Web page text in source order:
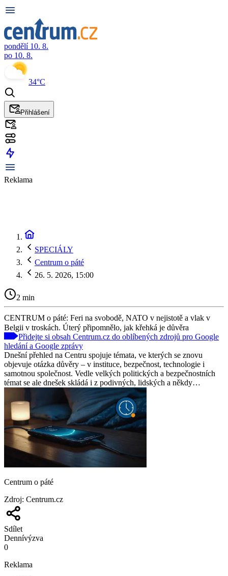
pondělí 10. 8.
po 10. 8.
34°C
Přihlášení
Reklama
SPECIÁLY
Centrum o páté
26. 5. 2026, 15:00
2 min
CENTRUM o páté: Feri na svobodě, NATO v nejistotě a vlak v
Belgii v troskách. Úterý připomnělo, jak křehká je důvěra
Přidejte si obsah Centrum.cz do oblíbených zdrojů pro Google
hledání a Google zprávy
Dnešní přehled na Centru spojuje témata, ve kterých se znovu
objevuje otázka důvěry – v instituce, bezpečnost, technologie i
samotnou společnost. Vedle velkých politických a bezpečnostních
témat se ale dnešek skládá i z podivných, lidských a někdy…
Centrum o páté
Zdroj: Centrum.cz
Sdílet
Dennívýzva
0
Reklama